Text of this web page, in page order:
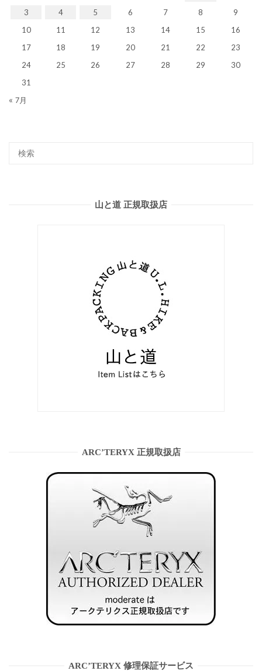
3
4 5 6 7 8
9
10
11 12 13 14 15
16
17
18 19 20 21 22
23
24
25 26 27 28 29
30
31
« 7月
山と道 正規取扱店
ARC’TERYX 正規取扱店
ARC’TERYX 修理保証サービス